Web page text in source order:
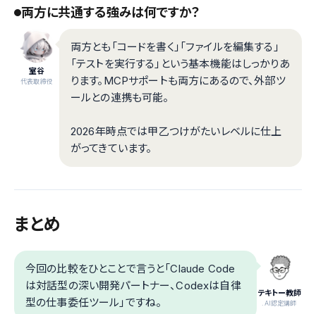
両方に共通する強みは何ですか？
室谷
代表取締役
両方とも「コードを書く」「ファイルを編集する」
「テストを実行する」という基本機能はしっかりあ
ります。MCPサポートも両方にあるので、外部ツ
ールとの連携も可能。
2026年時点では甲乙つけがたいレベルに仕上
がってきています。
まとめ
テキトー教師
.AI認定講師
今回の比較をひとことで言うと「Claude Code
は対話型の深い開発パートナー、Codexは自律
型の仕事委任ツール」ですね。